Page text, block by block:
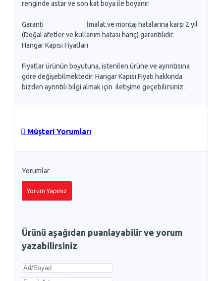
renginde astar ve son kat boya ile boyanır.
Garanti İmalat ve montaj hatalarına karşı 2 yıl
(Doğal afetler ve kullanım hatası hariç) garantilidir.
Hangar Kapısı Fiyatları
Fiyatlar ürünün boyutuna, istenilen ürüne ve ayrıntısına
göre değişebilmektedir. Hangar Kapısı Fiyatı hakkında
bizden ayrıntılı bilgi almak için iletişime geçebilirsiniz.
Müşteri Yorumları
Yorumlar
Yorum Yapınız
Ürünü aşağıdan puanlayabilir ve yorum
yazabilirsiniz